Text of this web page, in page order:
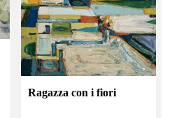
Ragazza con i fiori